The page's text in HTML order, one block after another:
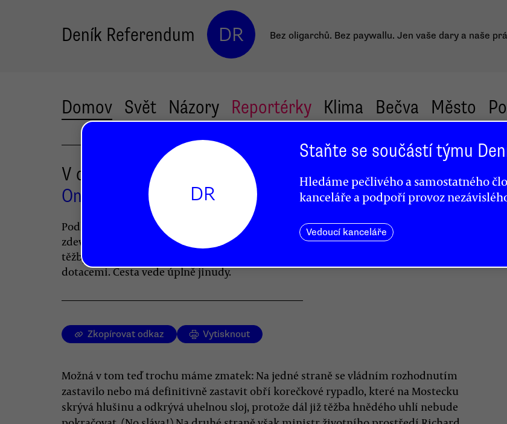
Deník Referendum DR Bez oligarchů. Bez paywallu. Jen vaše dary a naše
Domov Svět Názory Reportérky Klima Bečva Město
V obci má vládnout socialismus
Ondřej Vaculík
Podle Ondřeje Vaculíka nespočívá účinná pomoc
zdevastovaným pohraničním obcím v rozvoji
těžby ani v masivním prolévání evropskými
dotacemi. Cesta vede úplně jinudy.
Zkopírovat odkaz Vytisknout
Možná v tom teď trochu máme zmatek: Na jedné straně se vládním rozhodnutím
zastavilo nebo má definitivně zastavit obří korečkové rypadlo, které na Mostecku
skrývá hlušinu a odkrývá uhelnou sloj, protože dál již těžba hnědého uhlí nebude
DR
Staňte se součástí týmu
Hledáme pečlivého a samostatného
kanceláře a podpoří provoz
Vedoucí kanceláře